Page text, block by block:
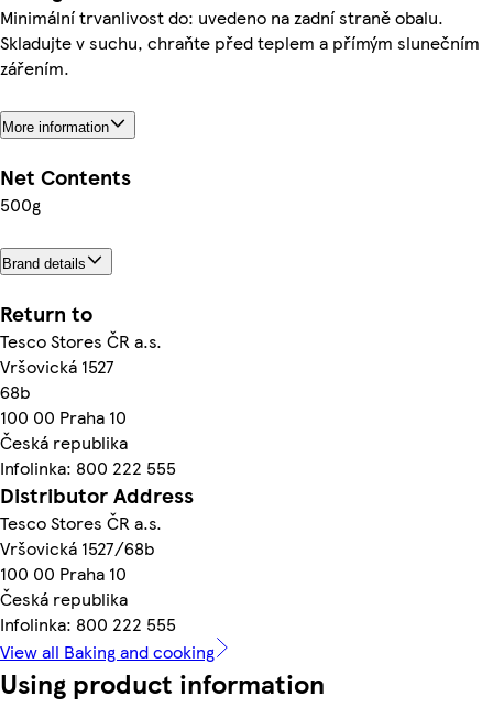
Minimální trvanlivost do: uvedeno na zadní straně obalu.
Skladujte v suchu, chraňte před teplem a přímým slunečním
zářením.
More information
Net Contents
500g
Brand details
Return to
Tesco Stores ČR a.s.
Vršovická 1527
68b
100 00 Praha 10
Česká republika
Infolinka: 800 222 555
Distributor Address
Tesco Stores ČR a.s.
Vršovická 1527/68b
100 00 Praha 10
Česká republika
Infolinka: 800 222 555
View all Baking and cooking
Using product information